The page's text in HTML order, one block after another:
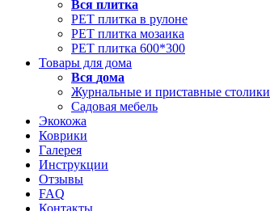
Вся плитка
РЕТ плитка в рулоне
РЕТ плитка мозаика
РЕТ плитка 600*300
Товары для дома
Вся дома
Журнальные и приставные столики
Садовая мебель
Экокожа
Коврики
Галерея
Инструкции
Отзывы
FAQ
Контакты